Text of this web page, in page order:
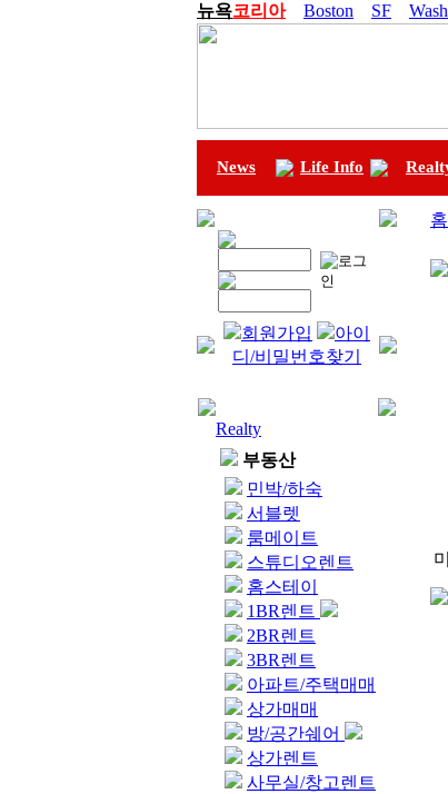
뉴욕코리아 Boston SF
News Life Info
회원가입
아이
디/비밀번호찾기
Realty
부동산
민박/하숙
서블렛
룸메이트
스튜디오렌트
홈스테이
1BR렌트
2BR렌트
3BR렌트
아파트/주택매매
상가매매
방/공간쉐어
상가렌트
사무실/창고렌트
홈